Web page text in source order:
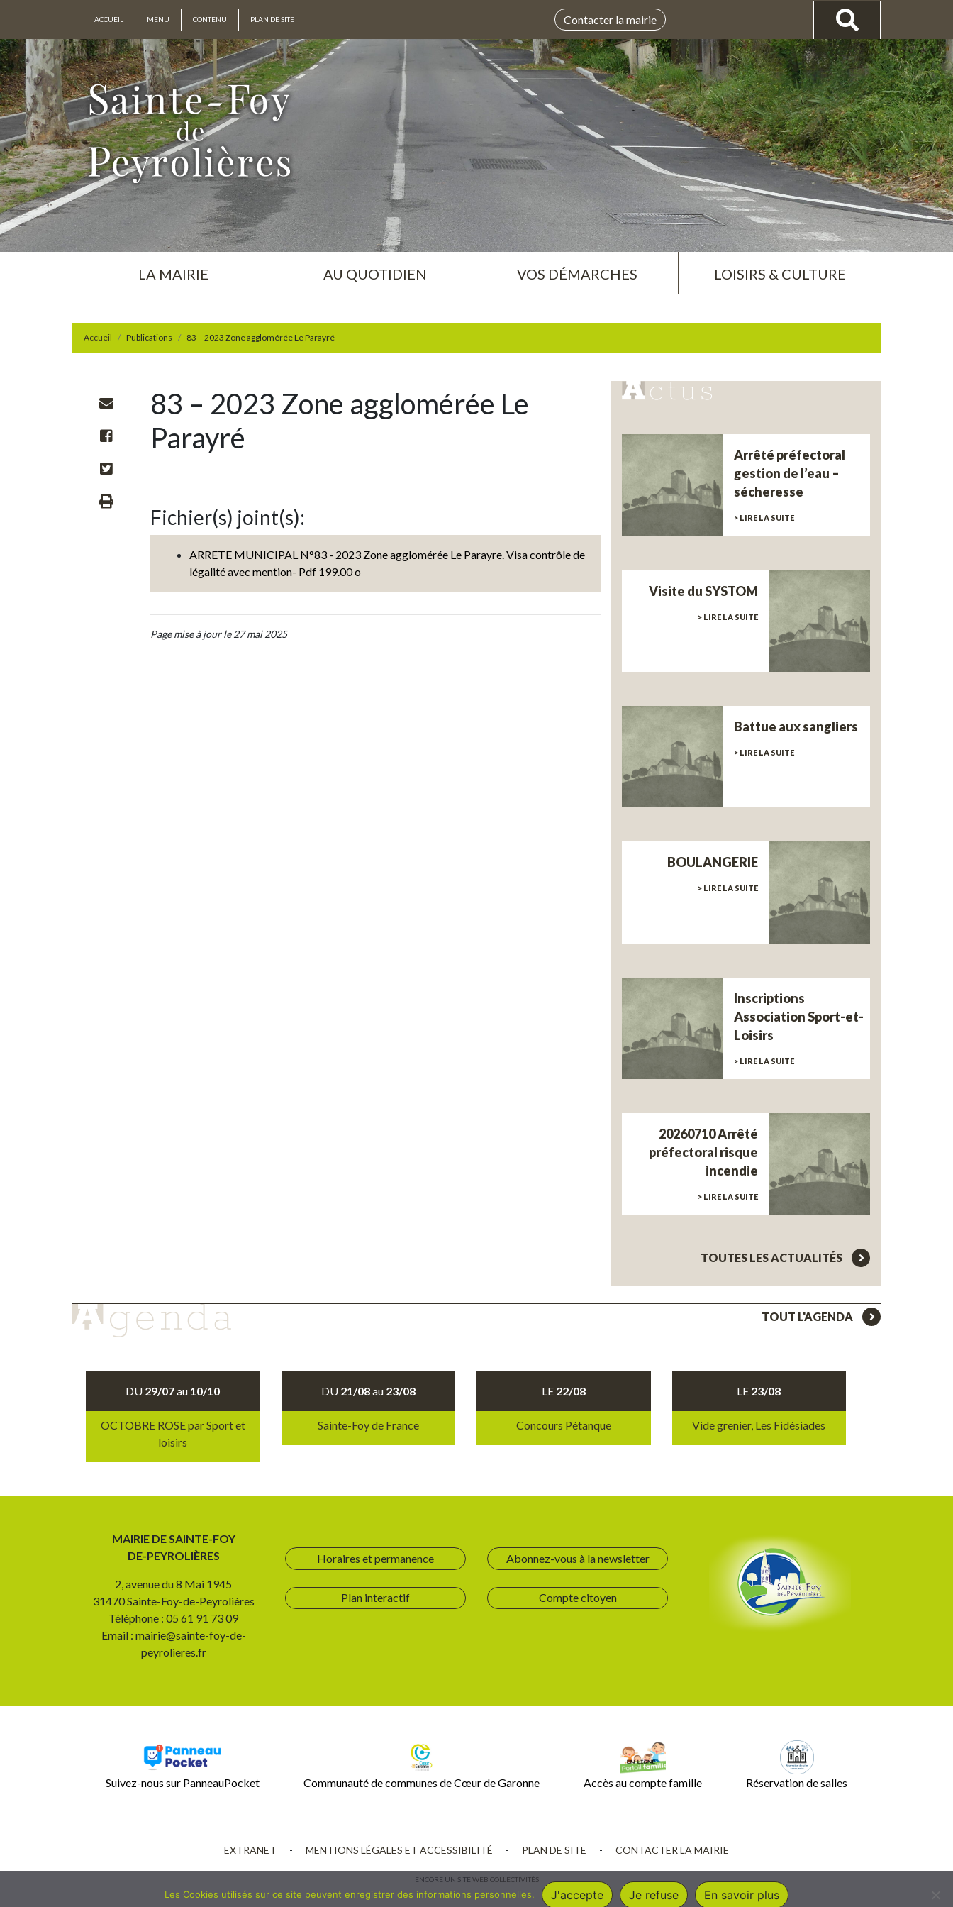
ACCUEIL MENU CONTENU PLAN DE SITE Contacter la mairie
LA MAIRIE AU QUOTIDIEN VOS DÉMARCHES LOISIRS & CULTURE
Accueil Publications 83 – 2023 Zone agglomérée Le Parayré
83 – 2023 Zone agglomérée Le
Parayré
Fichier(s) joint(s):
ARRETE MUNICIPAL N°83 - 2023 Zone agglomérée Le Parayre. Visa contrôle de
légalité avec mention- Pdf 199.00 o
Page mise à jour le 27 mai 2025
Arrêté préfectoral
gestion de l’eau –
sécheresse
> LIRE LA SUITE
Visite du SYSTOM
> LIRE LA SUITE
Battue aux sangliers
> LIRE LA SUITE
BOULANGERIE
> LIRE LA SUITE
Inscriptions
Association Sport-et-
Loisirs
> LIRE LA SUITE
20260710 Arrêté
préfectoral risque
incendie
> LIRE LA SUITE
TOUTES LES ACTUALITÉS
TOUT L'AGENDA
DU 29/07au 10/10
OCTOBRE ROSE par Sport et
loisirs
DU 21/08au 23/08
Sainte-Foy de France
LE 22/08
Concours Pétanque
LE 23/08
Vide grenier, Les Fidésiades
MAIRIE DE SAINTE-FOY
DE-PEYROLIÈRES
2, avenue du 8 Mai 1945
31470 Sainte-Foy-de-Peyrolières
Téléphone : 05 61 91 73 09
Email : mairie@sainte-foy-de-
peyrolieres.fr
Horaires et permanence
Plan interactif
Abonnez-vous à la newsletter
Compte citoyen
Suivez-nous sur PanneauPocket Communauté de communes de Cœur de Garonne Accès au compte famille Réservation de salles
EXTRANET - MENTIONS LÉGALES ET ACCESSIBILITÉ - PLAN DE SITE - CONTACTER LA MAIRIE
ENCORE UN SITE WEB COLLECTIVITÉS
Les Cookies utilisés sur ce site peuvent enregistrer des informations personnelles. J'accepte Je refuse En savoir plus